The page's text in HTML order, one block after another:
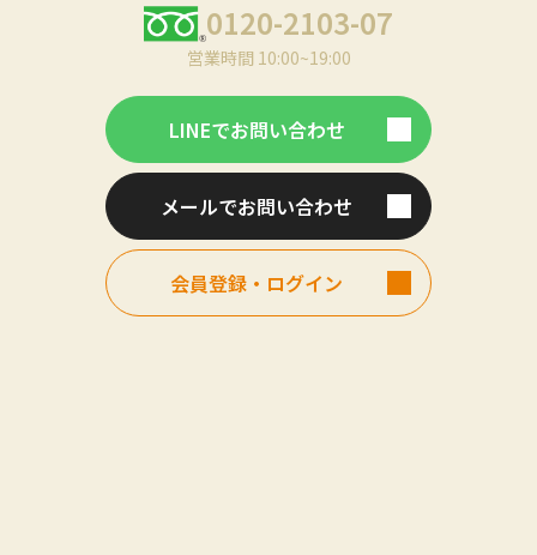
0120-2103-07
営業時間 10:00~19:00
LINEでお問い合わせ
メールでお問い合わせ
会員登録・ログイン